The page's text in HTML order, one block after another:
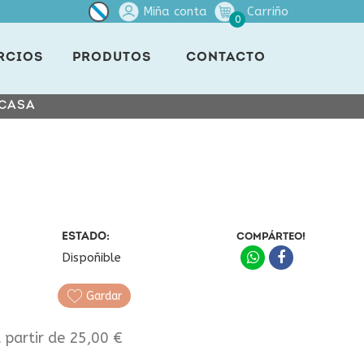
Miña conta
0
Carriño
PRODUTOS CONTACTO
ESTADO:
Dispoñible
COMPÁRTEO!
Gardar
partir de 25,00 €